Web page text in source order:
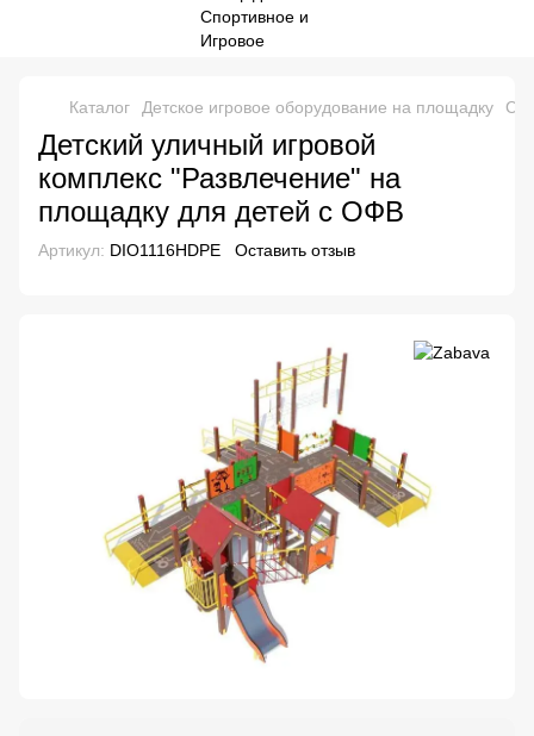
Каталог Детское игровое оборудование на площадку
Детский уличный игровой
комплекс "Развлечение" на
площадку для детей с ОФВ
Артикул: DIO1116HDPE Оставить отзыв